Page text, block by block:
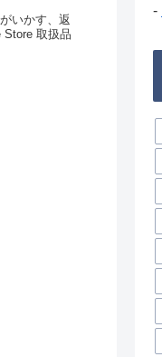
いかす、返
Store 取扱品
-